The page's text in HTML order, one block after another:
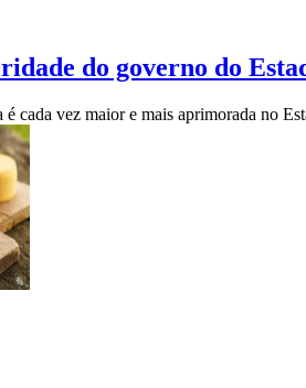
do governo do
é cada vez maior e mais aprimorada no